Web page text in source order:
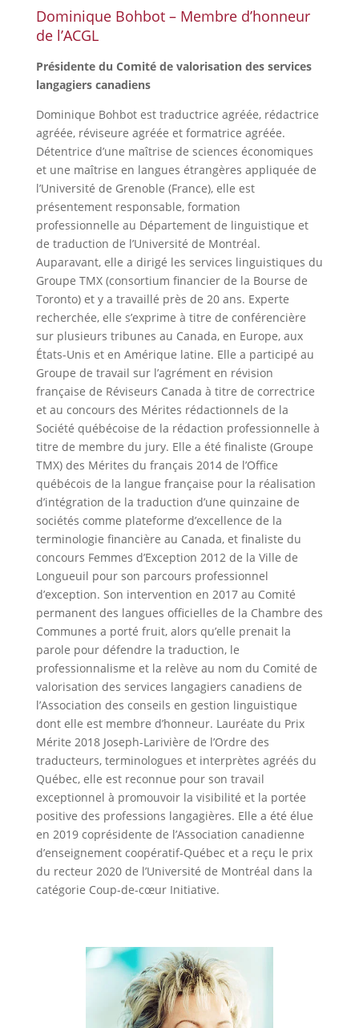
Dominique Bohbot – Membre d’honneur
de l’ACGL
Présidente du Comité de valorisation des services
langagiers canadiens
Dominique Bohbot est traductrice agréée, rédactrice
agréée, réviseure agréée et formatrice agréée.
Détentrice d’une maîtrise de sciences économiques
et une maîtrise en langues étrangères appliquée de
l’Université de Grenoble (France), elle est
présentement responsable, formation
professionnelle au Département de linguistique et
de traduction de l’Université de Montréal.
Auparavant, elle a dirigé les services linguistiques du
Groupe TMX (consortium financier de la Bourse de
Toronto) et y a travaillé près de 20 ans. Experte
recherchée, elle s’exprime à titre de conférencière
sur plusieurs tribunes au Canada, en Europe, aux
États-Unis et en Amérique latine. Elle a participé au
Groupe de travail sur l’agrément en révision
française de Réviseurs Canada à titre de correctrice
et au concours des Mérites rédactionnels de la
Société québécoise de la rédaction professionnelle à
titre de membre du jury. Elle a été finaliste (Groupe
TMX) des Mérites du français 2014 de l’Office
québécois de la langue française pour la réalisation
d’intégration de la traduction d’une quinzaine de
sociétés comme plateforme d’excellence de la
terminologie financière au Canada, et finaliste du
concours Femmes d’Exception 2012 de la Ville de
Longueuil pour son parcours professionnel
d’exception. Son intervention en 2017 au Comité
permanent des langues officielles de la Chambre des
Communes a porté fruit, alors qu’elle prenait la
parole pour défendre la traduction, le
professionnalisme et la relève au nom du Comité de
valorisation des services langagiers canadiens de
l’Association des conseils en gestion linguistique
dont elle est membre d’honneur. Lauréate du Prix
Mérite 2018 Joseph-Larivière de l’Ordre des
traducteurs, terminologues et interprètes agréés du
Québec, elle est reconnue pour son travail
exceptionnel à promouvoir la visibilité et la portée
positive des professions langagières. Elle a été élue
en 2019 coprésidente de l’Association canadienne
d’enseignement coopératif-Québec et a reçu le prix
du recteur 2020 de l’Université de Montréal dans la
catégorie Coup-de-cœur Initiative.